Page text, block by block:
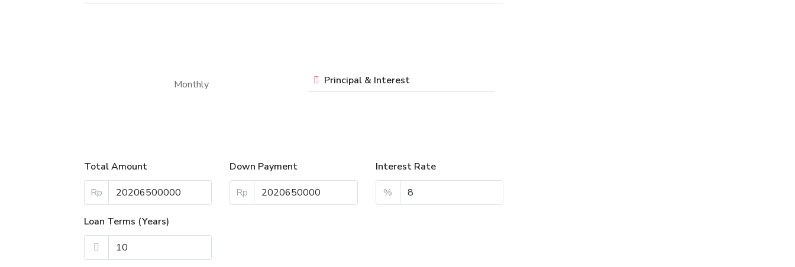
Monthly Principal & Interest
Total Amount
Rp
Down Payment
Rp
Interest Rate
%
Loan Terms (Years)